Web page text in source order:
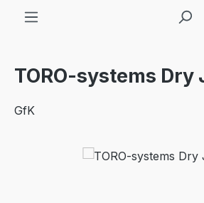
TORO-systems Dry
GfK
Bildergalerie überspringen